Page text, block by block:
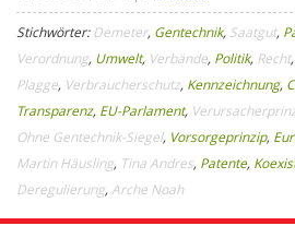
Stichwörter: Demeter, Gentechnik, Saatgut,
Verordnung, Umwelt, Verbände, Politik, Recht,
Plagge, Verbraucherschutz, Kennzeichnung,
Transparenz, EU-Parlament,
Ohne Gentechnik-Siegel, Vorsorgeprinzip,
Martin Häusling, Tina Andres, Patente,
Deregulierung, Arche Noah